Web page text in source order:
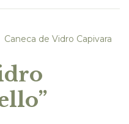
Caneca de Vidro Capivara